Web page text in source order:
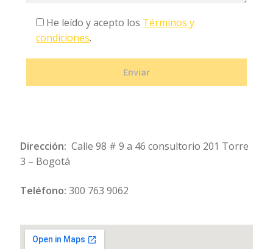
He leído y acepto los Términos y
condiciones.
Dirección: Calle 98 # 9 a 46 consultorio 201 Torre
3 – Bogotá
Teléfono: 300 763 9062